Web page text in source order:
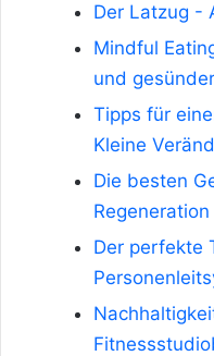
Der Latzug -
Mindful
und
Tipps für
Kleine
Die besten
Der perfekte